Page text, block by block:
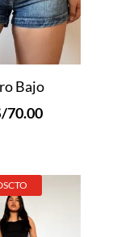
Bajo
S/80.00.
70.00El
es: